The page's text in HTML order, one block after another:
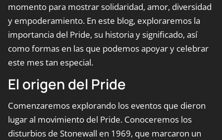
momento para mostrar solidaridad, amor, diversidad
y empoderamiento. En este blog, exploraremos la
importancia del Pride, su historia y significado, así
como formas en las que podemos apoyar y celebrar
este mes tan especial.
El origen del Pride
Comenzaremos explorando los eventos que dieron
lugar al movimiento del Pride. Conoceremos los
disturbios de Stonewall en 1969, que marcaron un